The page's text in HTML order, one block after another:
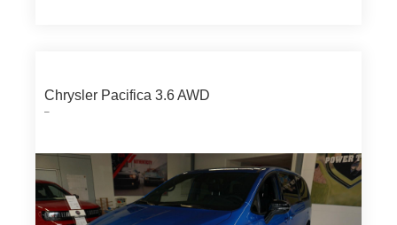
Chrysler Pacifica 3.6 AWD
–